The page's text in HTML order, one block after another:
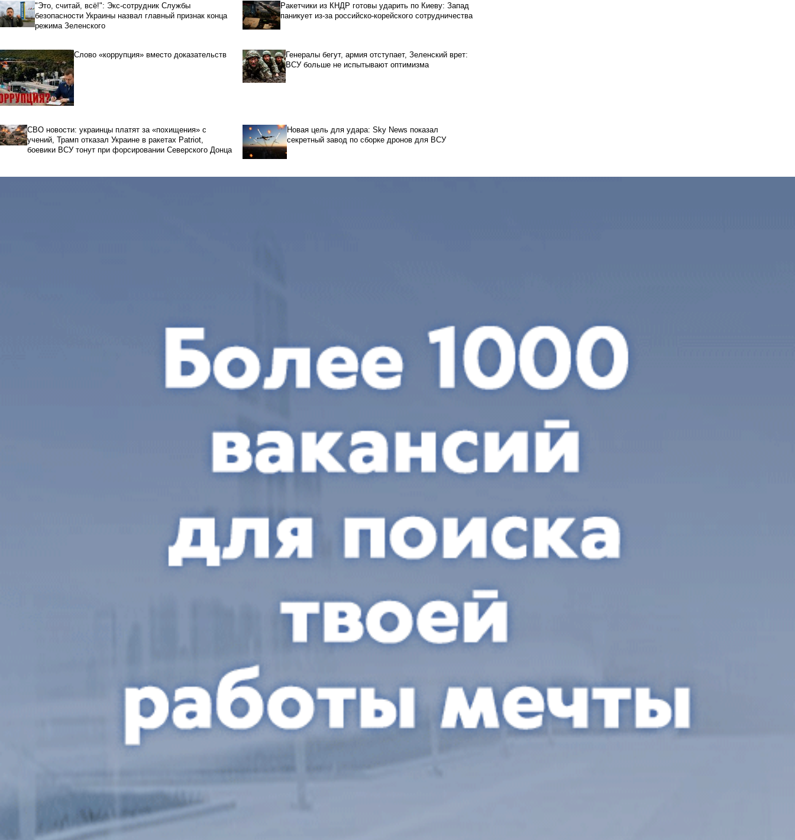
"Это, считай, всё!": Экс-сотрудник Службы
безопасности Украины назвал главный признак конца
режима Зеленского
Ракетчики из КНДР готовы ударить по Киеву: Запад
паникует из-за российско-корейского сотрудничества
Слово «коррупция» вместо доказательств
Генералы бегут, армия отступает, Зеленский врет:
ВСУ больше не испытывают оптимизма
СВО новости: украинцы платят за «похищения» с
учений, Трамп отказал Украине в ракетах Patriot,
боевики ВСУ тонут при форсировании Северского Донца
Новая цель для удара: Sky News показал
секретный завод по сборке дронов для ВСУ